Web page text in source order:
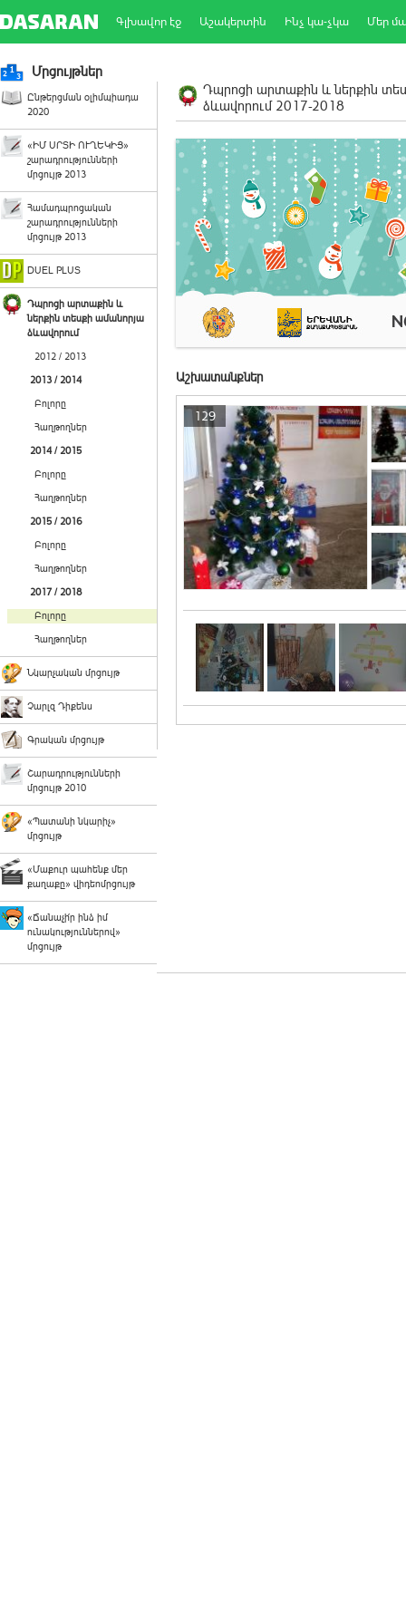
Գլխավոր էջ Աշակերտին Ինչ կա-չկա Մեր
Մրցույթներ
Ընթերցման օլիմպիադա
2020
«ԻՄ ՍՐՏԻ ՈՒՂԵԿԻՑ»
շարադրությունների
մրցույթ 2013
Համադպրոցական
շարադրությունների
մրցույթ 2013
DUEL PLUS
Դպրոցի արտաքին և
ներքին տեսքի ամանորյա
ձևավորում
2012 / 2013
2013 / 2014
Բոլորը
Հաղթողներ
2014 / 2015
Բոլորը
Հաղթողներ
2015 / 2016
Բոլորը
Հաղթողներ
2017 / 2018
Բոլորը
Հաղթողներ
Նկարչական մրցույթ
Չարլզ Դիքենս
Գրական մրցույթ
Շարադրությունների
մրցույթ 2010
«Պատանի նկարիչ»
մրցույթ
«Մաքուր պահենք մեր
քաղաքը» վիդեոմրցույթ
«Ճանաչի՛ր ինձ իմ
ունակություններով»
մրցույթ
Դպրոցի արտաքին և ներքին
ձևավորում 2017-2018
Աշխատանքներ
129